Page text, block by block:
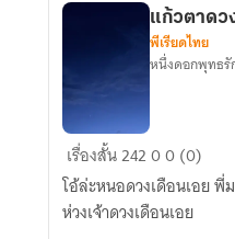
แก้วตา
ดวงใจ
|
พีเรียด
แก้วตาดว
พีเรียดไทย
หนึ่งดอกพุทธรั
เรื่องสั้น24200 (0)
โอ้ล่ะหนอดวงเดือนเอย พี่
ห่วงเจ้าดวงเดือนเอย